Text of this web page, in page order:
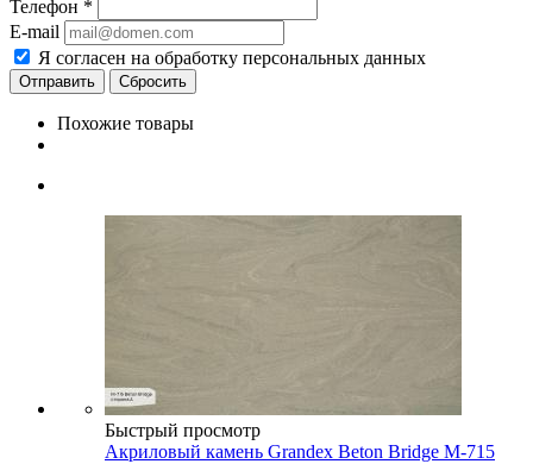
Телефон *
E-mail
Я согласен на обработку персональных данных
Сбросить
Похожие товары
Быстрый просмотр
Акриловый камень Grandex Beton Bridge M-715